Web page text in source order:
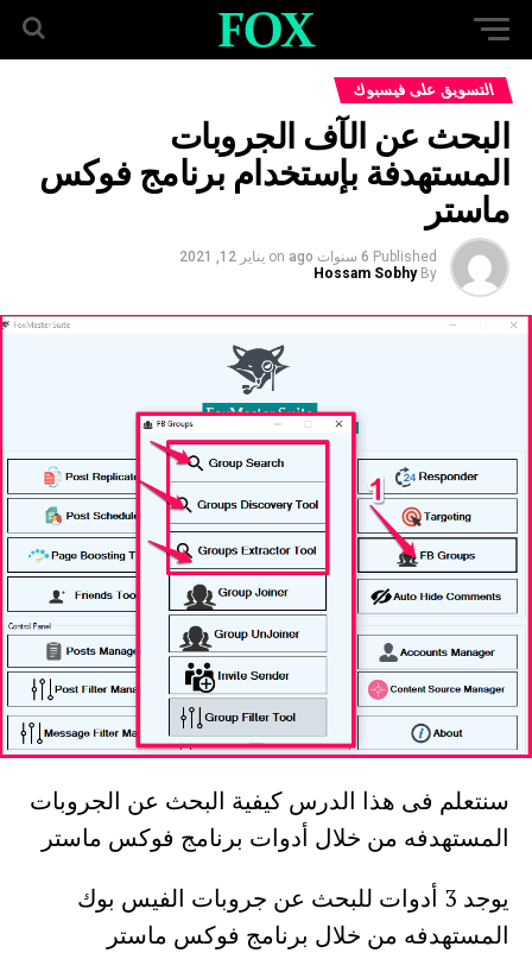
التسويق على فيسبوك
البحث عن الآف الجروبات
المستهدفة بإستخدام برنامج فوكس
ماستر
Published 6 سنوات ago on يناير 12, 2021
By
Hossam Sobhy
سنتعلم فى هذا الدرس كيفية البحث عن الجروبات
المستهدفه من خلال أدوات برنامج فوكس ماستر
يوجد 3 أدوات للبحث عن جروبات الفيس بوك
المستهدفه من خلال برنامج فوكس ماستر